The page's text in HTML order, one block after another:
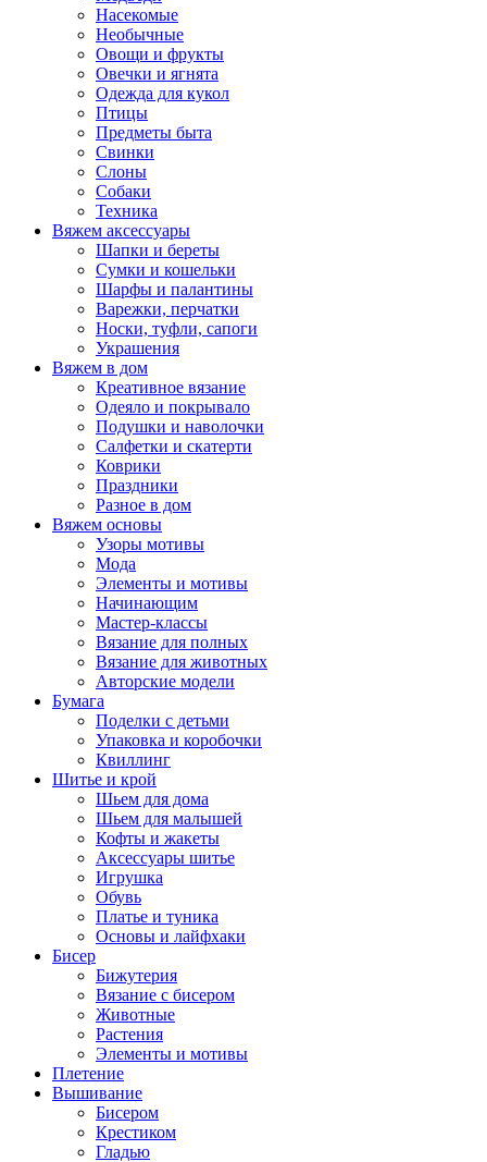
Насекомые
Необычные
Овощи и фрукты
Овечки и ягнята
Одежда для кукол
Птицы
Предметы быта
Свинки
Слоны
Собаки
Техника
Вяжем аксессуары
Шапки и береты
Сумки и кошельки
Шарфы и палантины
Варежки, перчатки
Носки, туфли, сапоги
Украшения
Вяжем в дом
Креативное вязание
Одеяло и покрывало
Подушки и наволочки
Салфетки и скатерти
Коврики
Праздники
Разное в дом
Вяжем основы
Узоры мотивы
Мода
Элементы и мотивы
Начинающим
Мастер-классы
Вязание для полных
Вязание для животных
Авторские модели
Бумага
Поделки с детьми
Упаковка и коробочки
Квиллинг
Шитье и крой
Шьем для дома
Шьем для малышей
Кофты и жакеты
Аксессуары шитье
Игрушка
Обувь
Платье и туника
Основы и лайфхаки
Бисер
Бижутерия
Вязание с бисером
Животные
Растения
Элементы и мотивы
Плетение
Вышивание
Бисером
Крестиком
Гладью